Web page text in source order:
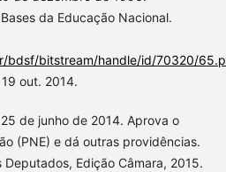
da Educação Nacional.
bdsf/bitstream/handle/id/70320/
out. 2014.
de junho de 2014. Aprova o
(PNE) e dá outras providências.
Deputados, Edição Câmara, 2015.